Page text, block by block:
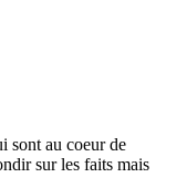
sont au coeur de
sur les faits mais